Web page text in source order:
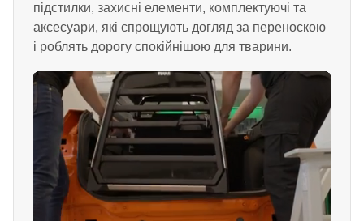
підстилки, захисні елементи, комплектуючі та
аксесуари, які спрощують догляд за переноскою
і роблять дорогу спокійнішою для тварини.